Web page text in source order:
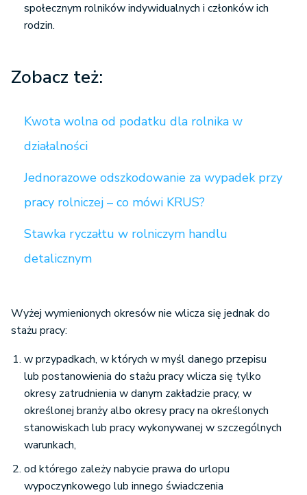
społecznym rolników indywidualnych i członków ich
rodzin.
Zobacz też:
Kwota wolna od podatku dla rolnika w
działalności
Jednorazowe odszkodowanie za wypadek przy
pracy rolniczej – co mówi KRUS?
Stawka ryczałtu w rolniczym handlu
detalicznym
Wyżej wymienionych okresów nie wlicza się jednak do
stażu pracy:
w przypadkach, w których w myśl danego przepisu
lub postanowienia do stażu pracy wlicza się tylko
okresy zatrudnienia w danym zakładzie pracy, w
określonej branży albo okresy pracy na określonych
stanowiskach lub pracy wykonywanej w szczególnych
warunkach,
od którego zależy nabycie prawa do urlopu
wypoczynkowego lub innego świadczenia